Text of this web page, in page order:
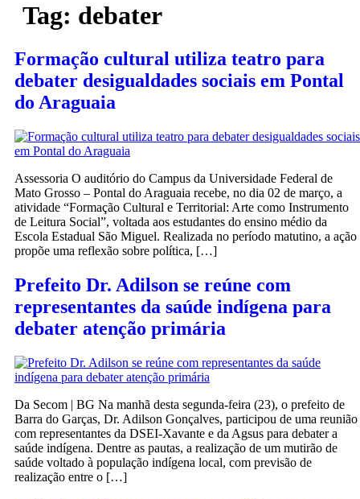
Tag: debater
Formação cultural utiliza teatro para
debater desigualdades sociais em Pontal
do Araguaia
Assessoria O auditório do Campus da Universidade Federal de
Mato Grosso – Pontal do Araguaia recebe, no dia 02 de março, a
atividade “Formação Cultural e Territorial: Arte como Instrumento
de Leitura Social”, voltada aos estudantes do ensino médio da
Escola Estadual São Miguel. Realizada no período matutino, a ação
propõe uma reflexão sobre política, […]
Prefeito Dr. Adilson se reúne com
representantes da saúde indígena para
debater atenção primária
Da Secom | BG Na manhã desta segunda-feira (23), o prefeito de
Barra do Garças, Dr. Adilson Gonçalves, participou de uma reunião
com representantes da DSEI-Xavante e da Agsus para debater a
saúde indígena. Dentre as pautas, a realização de um mutirão de
saúde voltado à população indígena local, com previsão de
realização entre o […]